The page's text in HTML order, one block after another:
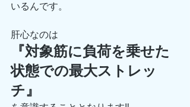
いるんです。
肝心なのは
『対象筋に負荷を乗せた
状態での最大ストレッ
チ』